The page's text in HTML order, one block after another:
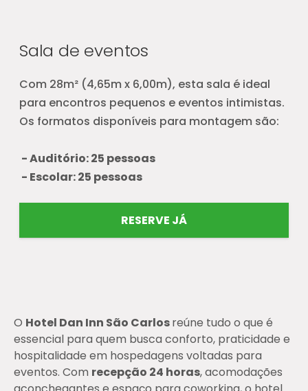
Sala de eventos
Com 28m² (4,65m x 6,00m), esta sala é ideal
para encontros pequenos e eventos intimistas.
Os formatos disponíveis para montagem são:
- Auditório: 25 pessoas
- Escolar: 25 pessoas
RESERVE JÁ
O Hotel Dan Inn São Carlosreúne tudo o que é
essencial para quem busca conforto, praticidade e
hospitalidade em hospedagens voltadas para
eventos. Com recepção 24 horas, acomodações